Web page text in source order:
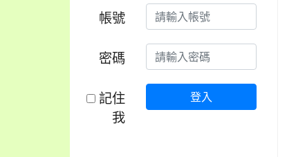
帳號
密碼
記住
我
登入